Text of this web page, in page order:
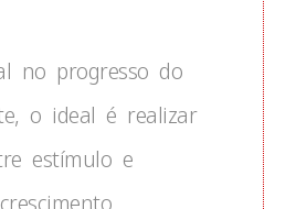
no progresso do
o ideal é realizar
estímulo e